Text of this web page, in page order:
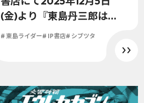
(金)より『東島丹三郎は仮
面ライダーになりたい』オ
# 東島ライダー# IP書店# シブツタ